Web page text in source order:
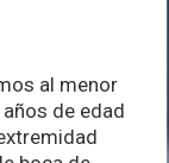
al menor
de edad